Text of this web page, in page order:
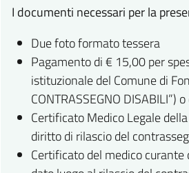
I documenti necessari per la
Due foto formato tessera
Pagamento di € 15,00 per
istituzionale del Comune di
CONTRASSEGNO
Certificato Medico Legale
diritto di rilascio del
Certificato del medico